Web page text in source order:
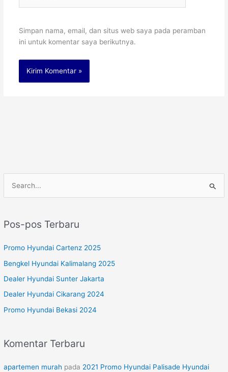
i
u
k
:
Pos-pos Terbaru
Promo Hyundai Cartenz 2025
Bengkel Hyundai Kalimalang 2025
Dealer Hyundai Sunter Jakarta
Dealer Hyundai Cikarang 2024
Promo Hyundai Bekasi 2024
Komentar Terbaru
apartemen murah pada 2021 Promo Hyundai Palisade Hyundai
Simpan nama, email, dan situs web saya pada peramban
ini untuk komentar saya berikutnya.